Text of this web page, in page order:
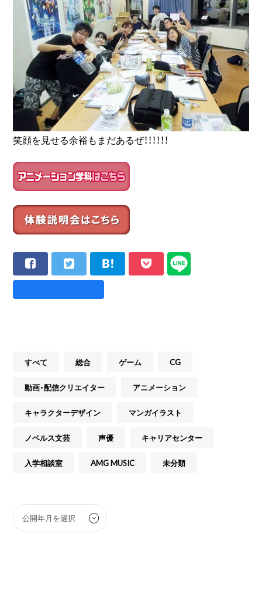
笑顔を見せる余裕もまだあるぜ！！！！！！
すべて 総合 ゲーム CG
動画・配信クリエイター アニメーション
キャラクターデザイン マンガイラスト
ノベルス文芸 声優 キャリアセンター
入学相談室 AMG MUSIC 未分類